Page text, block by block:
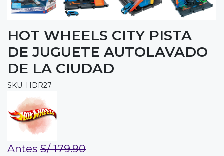
HOT WHEELS CITY PISTA
DE JUGUETE AUTOLAVADO
DE LA CIUDAD
SKU: HDR27
Antes S/ 179.90